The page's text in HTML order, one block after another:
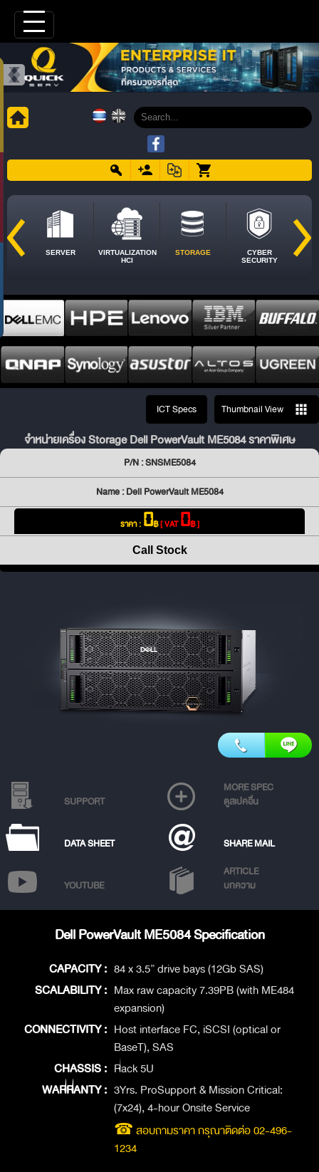
SERVER
VIRTUALIZATION
HCI
STORAGE
CYBER
SECURITY
ICT Specs Thumbnail View
จำหน่ายเครื่อง Storage Dell PowerVault ME5084 ราคาพิเศษ
P/N : SNSME5084
Name : Dell PowerVault ME5084
ราคา : 0฿[ VAT0฿ ]
Call Stock
SUPPORT
MORE SPEC
ดูสเปคอื่น
DATA SHEET SHARE MAIL
YOUTUBE
ARTICLE
บทความ
Dell PowerVault ME5084 Specification
CAPACITY : 84 x 3.5” drive bays (12Gb SAS)
SCALABILITY : Max raw capacity 7.39PB (with ME484
expansion)
CONNECTIVITY : Host interface FC, iSCSI (optical or
BaseT), SAS
CHASSIS : Rack 5U
WARRANTY : 3Yrs. ProSupport & Mission Critical:
(7x24), 4-hour Onsite Service
☎ สอบถามราคา กรุณาติดต่อ 02-496-
1234